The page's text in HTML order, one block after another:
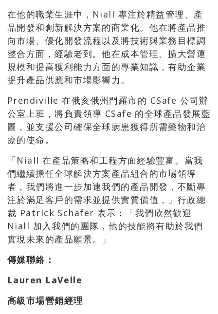
在他的職業生涯中，Niall 專注於精益管理、產
品開發和創新解決方案的商業化。他在將產品推
向市場、優化開發流程以及將技術與業務目標調
整合方面，經驗老到。他在成本管理、擴大營運
規模和提高獲利能力方面的專業知識，有助企業
提升產品供應和市場影響力。
Prendiville 在俄亥俄州門羅市的 CSafe 公司辦
公室上班，將負責領導 CSafe 的全球產品發展藍
圖，並支援公司確保全球病患獲得所需藥物和治
療的使命。
「Niall 在產品策略和工程方面經驗豐富。當我
們繼續擔任全球解決方案產品組合的市場領導
者，我們將進一步加速我們的產品開發，不斷專
注於滿足客戶的需求並提供實質價值，」行政總
裁 Patrick Schafer 表示：「我們欣然歡迎
Niall 加入我們的團隊，他的技能將有助於我們
實現未來的產品願景。」
傳媒聯絡：
Lauren LaVelle
高級市場營銷經理